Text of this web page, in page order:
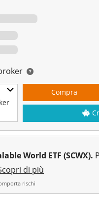
Compra
World ETF (SCWX).
di più
rischi